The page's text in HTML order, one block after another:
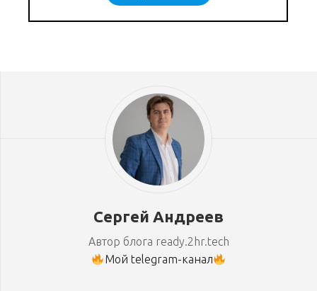
Сергей Андреев
Автор блога ready.2hr.tech
Мой telegram-канал